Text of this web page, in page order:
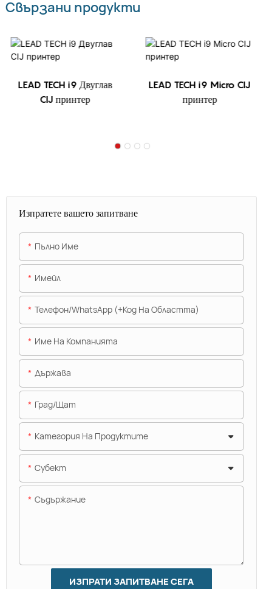
Свързани продукти
LEAD TECH i9 Двуглав
CIJ принтер
LEAD TECH i9 Micro CIJ
принтер
Изпратете вашето запитване
Пълно Име
Имейл
Телефон/WhatsApp (+Код На Областта)
Име На Компанията
Държава
Град/щат
Категория На Продуктите
Субект
Съдържание
ИЗПРАТИ ЗАПИТВАНЕ СЕГА